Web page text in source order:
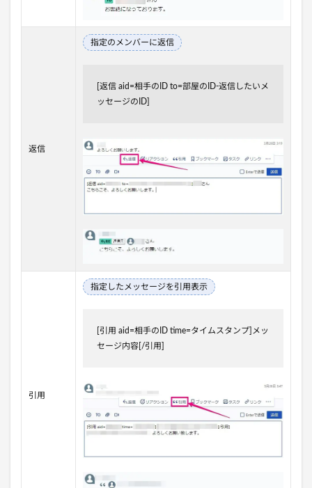
返信
指定のメンバーに返信
[返信 aid=相手のID to=部屋のID-返信したいメ
ッセージのID]
引用
指定したメッセージを引用表示
[引用 aid=相手のID time=タイムスタンプ]メッ
セージ内容[/引用]